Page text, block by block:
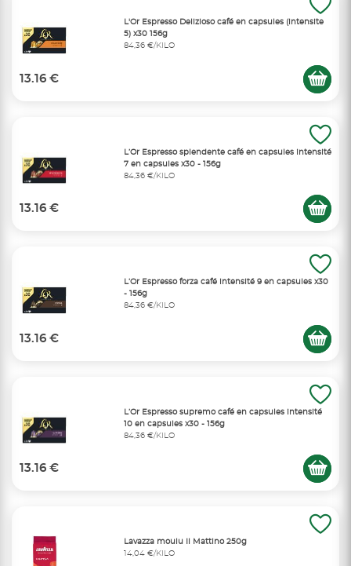
L'Or Espresso Delizioso café en capsules (intensite
5) x30 156g
84,36 €/KILO
13.16 €
L’Or Espresso splendente café en capsules intensité
7 en capsules x30 - 156g
84,36 €/KILO
13.16 €
L’Or Espresso forza café intensité 9 en capsules x30
- 156g
84,36 €/KILO
13.16 €
L’Or Espresso supremo café en capsules intensité
10 en capsules x30 - 156g
84,36 €/KILO
13.16 €
Lavazza moulu Il Mattino 250g
14,04 €/KILO